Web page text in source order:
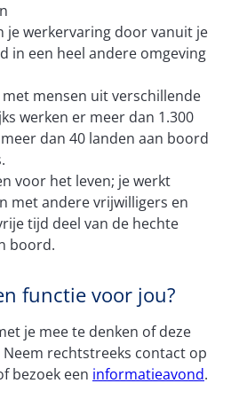
je werkervaring door vanuit je
in een heel andere omgeving
mensen uit verschillende
werken er meer dan 1.300
dan 40 landen aan boord
voor het leven; je werkt
met andere vrijwilligers en
tijd deel van de hechte
boord.
functie voor jou?
je mee te denken of deze
rechtstreeks contact op
bezoek een informatieavond.